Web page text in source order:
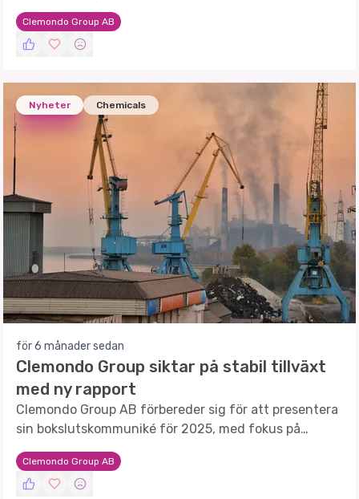
FENiX automattvätt, vilket stärker deras position på
marknaden.
Clemondo Group AB
Nyheter Chemicals
för 6 månader sedan
Clemondo Group siktar på stabil tillväxt
med ny rapport
Clemondo Group AB förbereder sig för att presentera
sin bokslutskommuniké för 2025, med fokus på
fortsatt tillväxt och innovation.
Clemondo Group AB